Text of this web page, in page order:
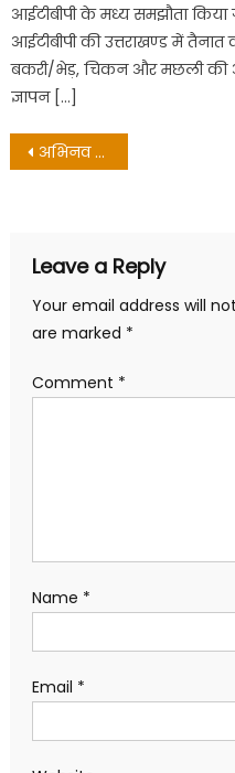
आईटीबीपी के मध्य समझौता किया
आईटीबीपी की उत्तराखण्ड में तैनात
बकरी/भेड़, चिकन और मछली की
ज्ञापन […]
Post
अभिनव कुमार सहित 6 को राष्ट्रपति पुलिस पदक
Leave a Reply
Your email address will
are marked *
Comment *
Name *
Email *